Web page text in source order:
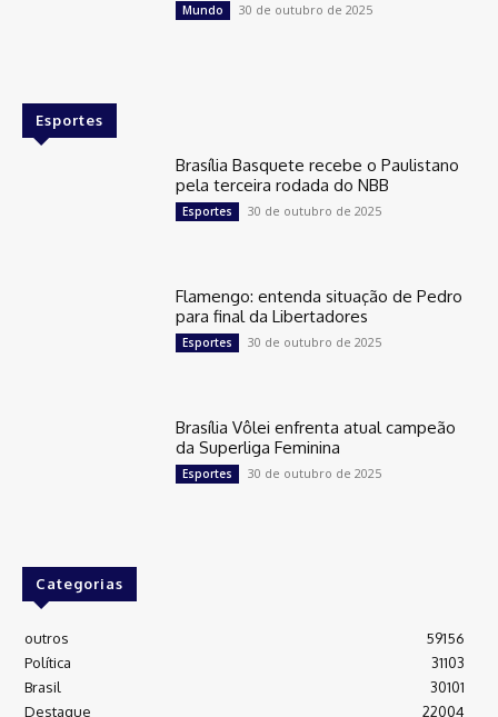
Mundo 30 de outubro de 2025
Esportes
Brasília Basquete recebe o Paulistano
pela terceira rodada do NBB
Esportes 30 de outubro de 2025
Flamengo: entenda situação de Pedro
para final da Libertadores
Esportes 30 de outubro de 2025
Brasília Vôlei enfrenta atual campeão
da Superliga Feminina
Esportes 30 de outubro de 2025
Categorias
outros
59156
Política
31103
Brasil
30101
Destaque
22004